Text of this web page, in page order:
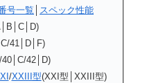
号一覧
スペック性能
41│D│F)
42│D)
/XXIII型(XXI型│XXIII型)